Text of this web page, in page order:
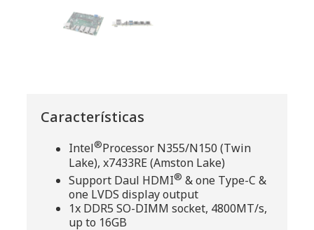
Características
Intel®Processor N355/N150 (Twin
Lake), x7433RE (Amston Lake)
Support Daul HDMI® & one Type-C &
one LVDS display output
1x DDR5 SO-DIMM socket, 4800MT/s,
up to 16GB